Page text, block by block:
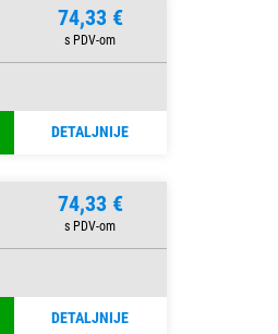
74,33 €
DETALJNIJE
74,33 €
DETALJNIJE